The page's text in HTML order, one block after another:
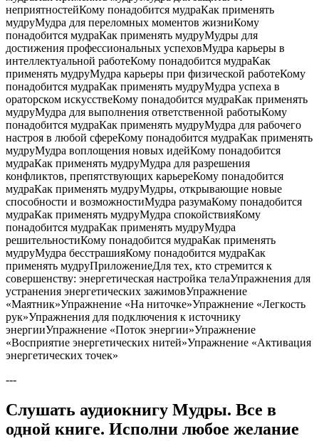
неприятностейКому понадобится мудраКак применять
мудруМудра для переломных моментов жизниКому
понадобится мудраКак применять мудруМудры для
достижения профессиональных успеховМудра карьеры в
интеллектуальной работеКому понадобится мудраКак
применять мудруМудра карьеры при физической работеКому
понадобится мудраКак применять мудруМудра успеха в
ораторском искусствеКому понадобится мудраКак применять
мудруМудра для выполнения ответственной работыКому
понадобится мудраКак применять мудруМудра для рабочего
настроя в любой сфереКому понадобится мудраКак применять
мудруМудра воплощения новых идейКому понадобится
мудраКак применять мудруМудра для разрешения
конфликтов, препятствующих карьереКому понадобится
мудраКак применять мудруМудры, открывающие новые
способности и возможностиМудра разумаКому понадобится
мудраКак применять мудруМудра спокойствияКому
понадобится мудраКак применять мудруМудра
решительностиКому понадобится мудраКак применять
мудруМудра бесстрашияКому понадобится мудраКак
применять мудруПриложениеДля тех, кто стремится к
совершенству: энергетическая настройка телаУпражнения для
устранения энергетических зажимовУпражнение
«Маятник»Упражнение «На ниточке»Упражнение «Легкость
рук»Упражнения для подключения к источнику
энергииУпражнение «Поток энергии»Упражнение
«Восприятие энергетических нитей»Упражнение «Активация
энергетических точек»
---
Слушать аудиокнигу Мудры. Все в
одной книге. Исполни любое желание